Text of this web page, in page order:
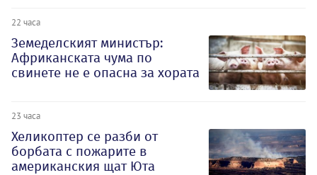
22 часа
Земеделският министър:
Африканската чума по
свинете не е опасна за хората
23 часа
Хеликоптер се разби от
борбата с пожарите в
американския щат Юта